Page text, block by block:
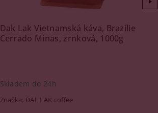
Dak Lak Vietnamská káva, Brazílie
Cerrado Minas, zrnková, 1000g
Skladem do 24h
Značka: DAL LAK coffee